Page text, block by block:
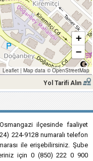
+
−
Leaflet | Map data ©OpenStreetMap
Yol Tarifi Alın
ilçesinde faaliyet
224-9128 numaralı telefon
ile erişebilirsiniz. Şube
için 0 (850) 222 0 900